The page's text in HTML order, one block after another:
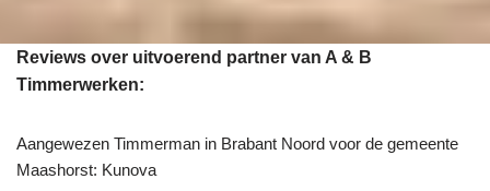
Reviews over uitvoerend partner van A & B
Timmerwerken:
Aangewezen Timmerman in Brabant Noord voor de gemeente
Maashorst: Kunova